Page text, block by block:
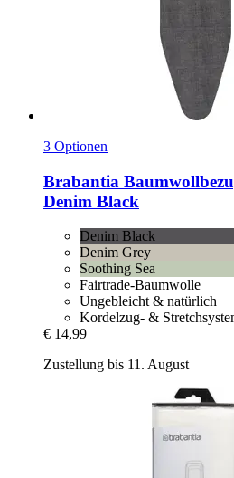
3 Optionen
Brabantia
Denim Black
Denim Black
Denim Grey
Soothing Sea
Fairtrade-Baumwolle
Ungebleicht & natürlich
Kordelzug- &
€ 14,99
Zustellung bis 11. August